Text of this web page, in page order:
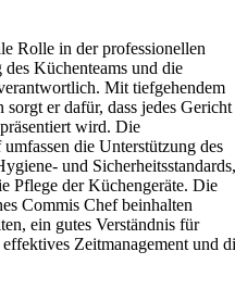
Rolle in der professionellen
Küchenteams und die
Mit tiefgehendem
er dafür, dass jedes Gericht
wird. Die
die Unterstützung des
und Sicherheitsstandards,
Pflege der Küchengeräte. Die
Commis Chef beinhalten
ein gutes Verständnis für
Zeitmanagement und